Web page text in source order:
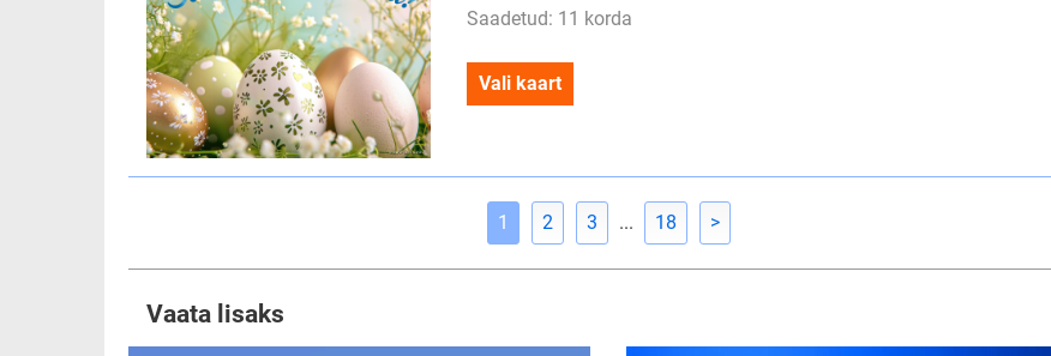
Saadetud: 11 korda
Vali kaart
1 2 3 ... 18 >
Vaata lisaks